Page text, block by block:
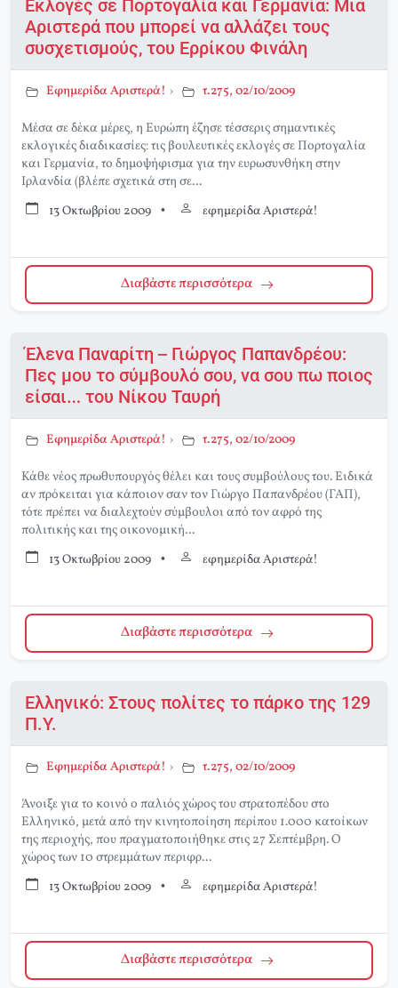
Εκλογές σε Πορτογαλία και Γερμανία: Μια
Αριστερά που μπορεί να αλλάζει τους
συσχετισμούς, του Ερρίκου Φινάλη
Εφημερίδα Αριστερά! › τ.275, 02/10/2009
Μέσα σε δέκα μέρες, η Ευρώπη έζησε τέσσερις σημαντικές
εκλογικές διαδικασίες: τις βουλευτικές εκλογές σε Πορτογαλία
και Γερμανία, το δημοψήφισμα για την ευρωσυνθήκη στην
Ιρλανδία (βλέπε σχετικά στη σε...
13 Οκτωβρίου 2009 • εφημερίδα Αριστερά!
Διαβάστε περισσότερα
Έλενα Παναρίτη – Γιώργος Παπανδρέου:
Πες μου το σύμβουλό σου, να σου πω ποιος
είσαι… του Νίκου Ταυρή
Εφημερίδα Αριστερά! › τ.275, 02/10/2009
Κάθε νέος πρωθυπουργός θέλει και τους συμβούλους του. Ειδικά
αν πρόκειται για κάποιον σαν τον Γιώργο Παπανδρέου (ΓΑΠ),
τότε πρέπει να διαλεχτούν σύμβουλοι από τον αφρό της
πολιτικής και της οικονομική...
13 Οκτωβρίου 2009 • εφημερίδα Αριστερά!
Διαβάστε περισσότερα
Ελληνικό: Στους πολίτες το πάρκο της 129
Π.Υ.
Εφημερίδα Αριστερά! › τ.275, 02/10/2009
Άνοιξε για το κοινό ο παλιός χώρος του στρατοπέδου στο
Ελληνικό, μετά από την κινητοποίηση περίπου 1.000 κατοίκων
της περιοχής, που πραγματοποιήθηκε στις 27 Σεπτέμβρη. Ο
χώρος των 10 στρεμμάτων περιφρ...
13 Οκτωβρίου 2009 • εφημερίδα Αριστερά!
Διαβάστε περισσότερα